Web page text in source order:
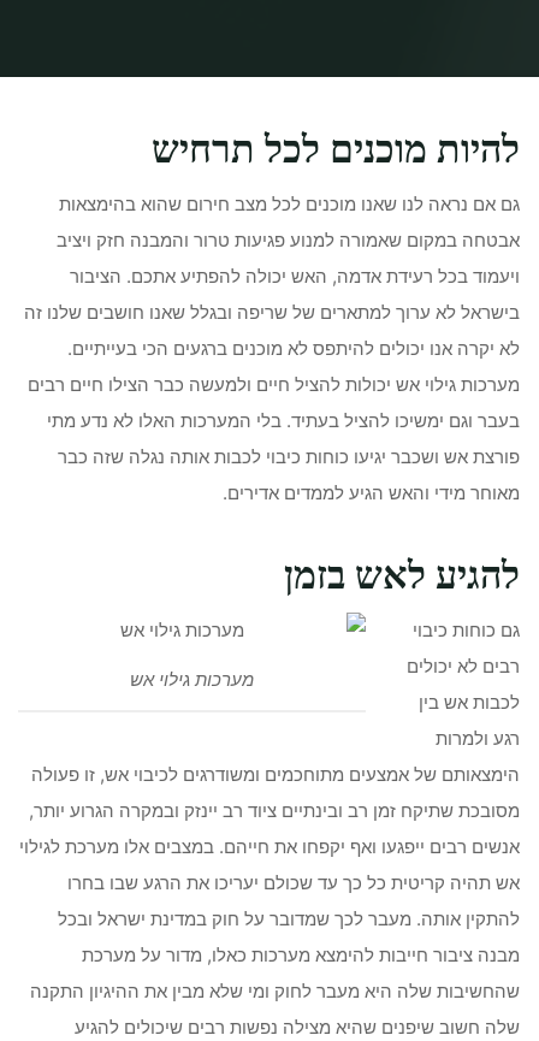
להיות מוכנים לכל תרחיש
גם אם נראה לנו שאנו מוכנים לכל מצב חירום שהוא בהימצאות
אבטחה במקום שאמורה למנוע פגיעות טרור והמבנה חזק ויציב
ויעמוד בכל רעידת אדמה, האש יכולה להפתיע אתכם. הציבור
בישראל לא ערוך למתארים של שריפה ובגלל שאנו חושבים שלנו זה
לא יקרה אנו יכולים להיתפס לא מוכנים ברגעים הכי בעייתיים.
מערכות גילוי אש יכולות להציל חיים ולמעשה כבר הצילו חיים רבים
בעבר וגם ימשיכו להציל בעתיד. בלי המערכות האלו לא נדע מתי
פורצת אש ושכבר יגיעו כוחות כיבוי לכבות אותה נגלה שזה כבר
מאוחר מידי והאש הגיע לממדים אדירים.
להגיע לאש בזמן
מערכות גילוי אש
גם כוחות כיבוי
רבים לא יכולים
לכבות אש בין
רגע ולמרות
הימצאותם של אמצעים מתוחכמים ומשודרגים לכיבוי אש, זו פעולה
מסובכת שתיקח זמן רב ובינתיים ציוד רב יינזק ובמקרה הגרוע יותר,
אנשים רבים ייפגעו ואף יקפחו את חייהם. במצבים אלו מערכת לגילוי
אש תהיה קריטית כל כך עד שכולם יעריכו את הרגע שבו בחרו
להתקין אותה. מעבר לכך שמדובר על חוק במדינת ישראל ובכל
מבנה ציבור חייבות להימצא מערכות כאלו, מדור על מערכת
שהחשיבות שלה היא מעבר לחוק ומי שלא מבין את ההיגיון התקנה
שלה חשוב שיפנים שהיא מצילה נפשות רבים שיכולים להגיע